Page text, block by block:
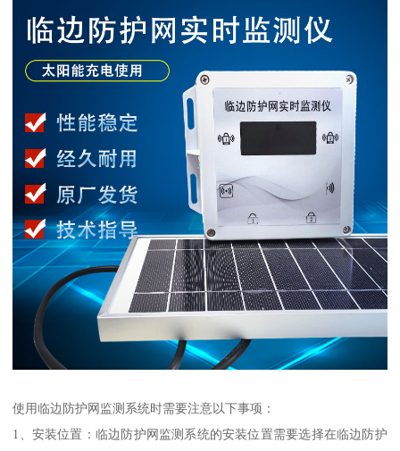
使用临边防护网监测系统时需要注意以下事项：
1、安装位置：临边防护网监测系统的安装位置需要选择在临边防护